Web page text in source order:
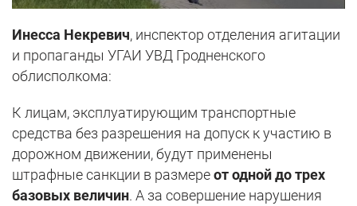
Инесса Некревич, инспектор отделения агитации
и пропаганды УГАИ УВД Гродненского
облисполкома:
К лицам, эксплуатирующим транспортные
средства без разрешения на допуск к участию в
дорожном движении, будут применены
штрафные санкции в размереот одной до трех
базовых величин. А за совершение нарушения